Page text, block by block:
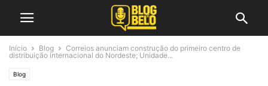
Início Blog
Correios anunciam construção do primeiro centro de
distribuição internacional do Nordeste; Unidade...
Blog